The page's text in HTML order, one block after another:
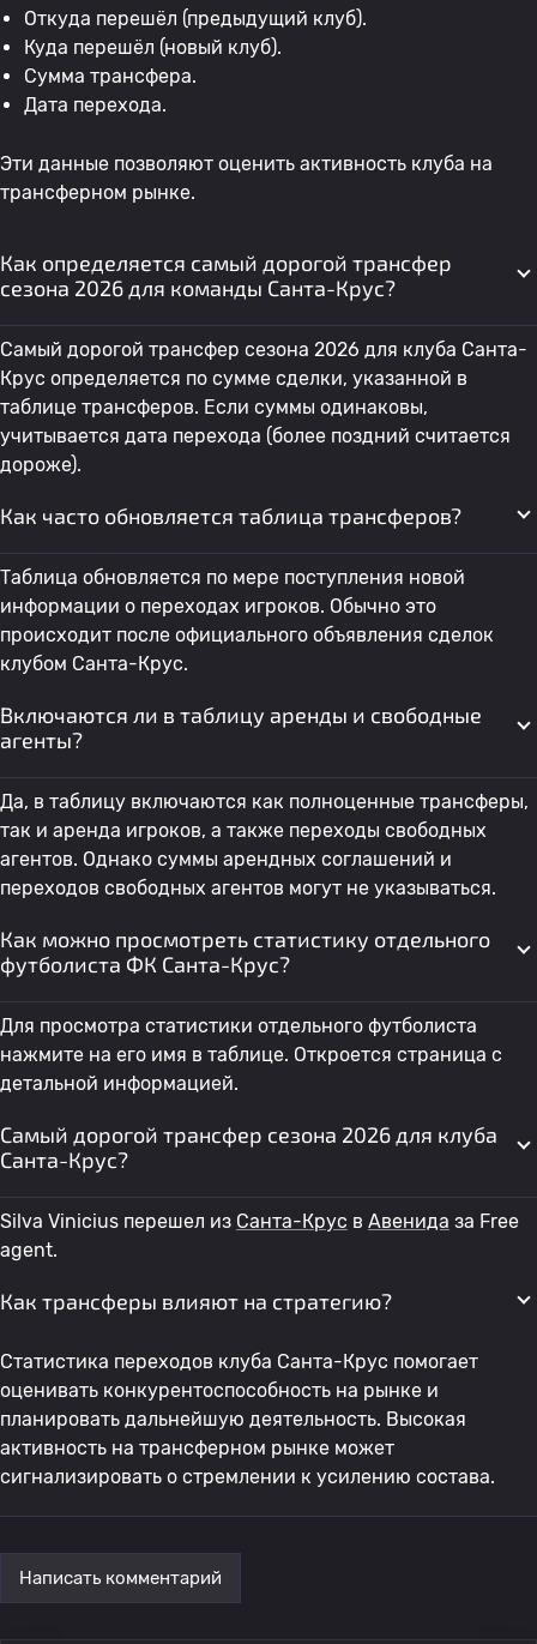
Откуда перешёл (предыдущий клуб).
Куда перешёл (новый клуб).
Сумма трансфера.
Дата перехода.
Эти данные позволяют оценить активность клуба на
трансферном рынке.
Как определяется самый дорогой трансфер
сезона 2026 для команды Санта-Крус?
Самый дорогой трансфер сезона 2026 для клуба Санта-
Крус определяется по сумме сделки, указанной в
таблице трансферов. Если суммы одинаковы,
учитывается дата перехода (более поздний считается
дороже).
Как часто обновляется таблица трансферов?
Таблица обновляется по мере поступления новой
информации о переходах игроков. Обычно это
происходит после официального объявления сделок
клубом Санта-Крус.
Включаются ли в таблицу аренды и свободные
агенты?
Да, в таблицу включаются как полноценные трансферы,
так и аренда игроков, а также переходы свободных
агентов. Однако суммы арендных соглашений и
переходов свободных агентов могут не указываться.
Как можно просмотреть статистику отдельного
футболиста ФК Санта-Крус?
Для просмотра статистики отдельного футболиста
нажмите на его имя в таблице. Откроется страница с
детальной информацией.
Самый дорогой трансфер сезона 2026 для клуба
Санта-Крус?
Silva Vinicius перешел из Санта-Крус в Авенида за Free
agent.
Как трансферы влияют на стратегию?
Статистика переходов клуба Санта-Крус помогает
оценивать конкурентоспособность на рынке и
планировать дальнейшую деятельность. Высокая
активность на трансферном рынке может
сигнализировать о стремлении к усилению состава.
Написать комментарий